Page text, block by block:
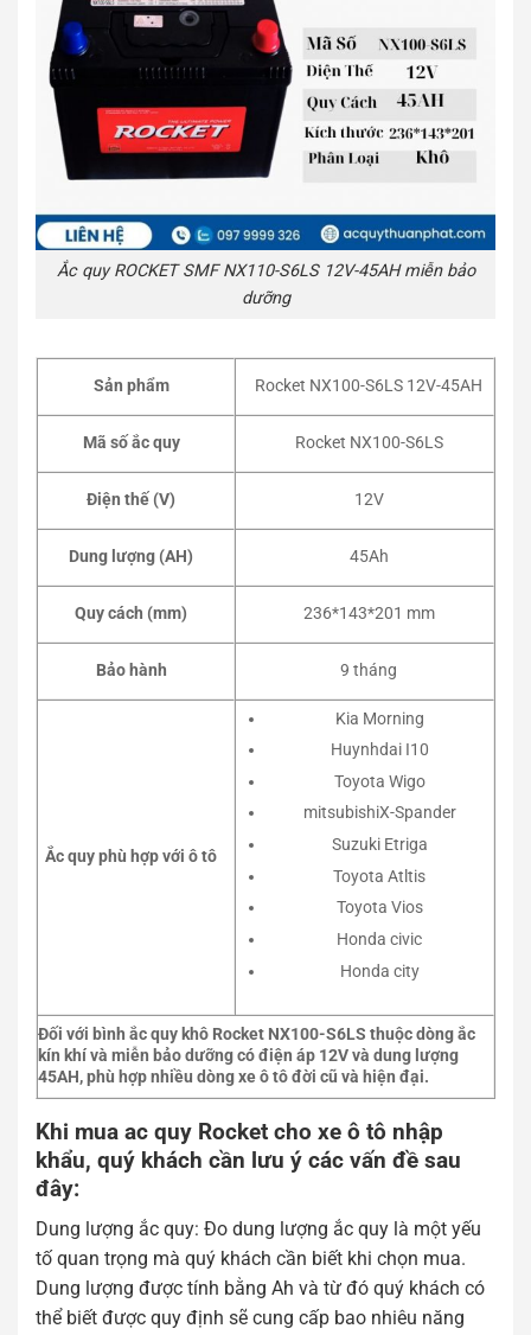
Ắc quy ROCKET SMF NX110-S6LS 12V-45AH miễn bảo
dưỡng
Sản phẩm Rocket NX100-S6LS 12V-45AH
Mã số ắc quy Rocket NX100-S6LS
Điện thế (V) 12V
Dung lượng (AH) 45Ah
Quy cách (mm) 236*143*201 mm
Bảo hành 9 tháng
Ắc quy phù hợp với ô tô
Kia Morning
Huynhdai I10
Toyota Wigo
mitsubishiX-Spander
Suzuki Etriga
Toyota Atltis
Toyota Vios
Honda civic
Honda city
Đối với bình ắc quy khô Rocket NX100-S6LS thuộc dòng ắc
kín khí và miễn bảo dưỡng có điện áp 12V và dung lượng
45AH, phù hợp nhiều dòng xe ô tô đời cũ và hiện đại.
Khi mua ac quy Rocket cho xe ô tô nhập
khẩu, quý khách cần lưu ý các vấn đề sau
đây:
Dung lượng ắc quy: Đo dung lượng ắc quy là một yếu
tố quan trọng mà quý khách cần biết khi chọn mua.
Dung lượng được tính bằng Ah và từ đó quý khách có
thể biết được quy định sẽ cung cấp bao nhiêu năng